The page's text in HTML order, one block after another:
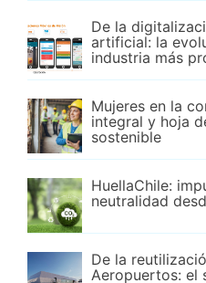
De la
artificial: la
industria más
Mujeres en la
integral y hoja
sostenible
HuellaChile:
neutralidad
De la
Aeropuertos: el